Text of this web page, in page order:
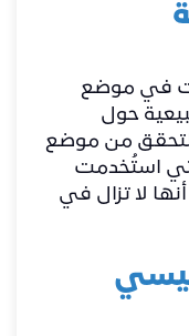
في موضع
حول
من موضع
استُخدمت
لا تزال في